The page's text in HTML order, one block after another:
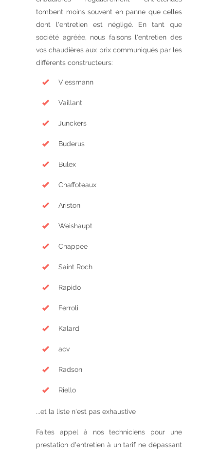
tombent moins souvent en panne que celles
dont l'entretien est négligé. En tant que
société agréée, nous faisons l'entretien des
vos chaudières aux prix communiqués par les
différents constructeurs:
Viessmann
Vaillant
Junckers
Buderus
Bulex
Chaffoteaux
Ariston
Weishaupt
Chappee
Saint Roch
Rapido
Ferroli
Kalard
acv
Radson
Riello
...et la liste n'est pas exhaustive
Faites appel à nos techniciens pour une
prestation d'entretien à un tarif ne dépassant